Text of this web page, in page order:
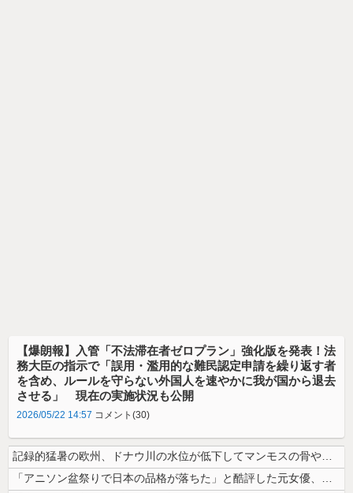
【爆朗報】入管「不法滞在者ゼロプラン」強化版を発表！法
務大臣の指示で「誤用・濫用的な難民認定申請を繰り返す者
を含め、ルールを守らない外国人を速やかに我が国から退去
させる」 現在の実施状況も公開
2026/05/22 14:57 コメント(30)
記録的猛暑の欧州、ドナウ川の水位が低下してマンモスの骨や沈没したドイツ...
「アニソン盆祭りで日本の品格が落ちた」と酷評した元女優、「あんたが品格...